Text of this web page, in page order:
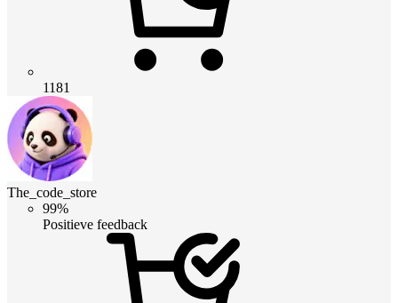
1181
The_code_store
99%
Positieve feedback